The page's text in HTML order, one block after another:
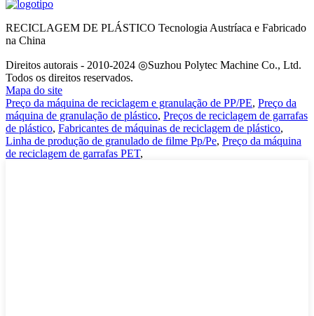
RECICLAGEM DE PLÁSTICO Tecnologia Austríaca e Fabricado
na China
Direitos autorais - 2010-2024 ◎Suzhou Polytec Machine Co., Ltd.
Todos os direitos reservados.
Mapa do site
Preço da máquina de reciclagem e granulação de PP/PE, Preço da
máquina de granulação de plástico, Preços de reciclagem de garrafas
de plástico, Fabricantes de máquinas de reciclagem de plástico,
Linha de produção de granulado de filme Pp/Pe, Preço da máquina
de reciclagem de garrafas PET,